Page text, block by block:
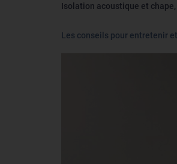
Isolation acoustique et
Les conseils pour entretenir